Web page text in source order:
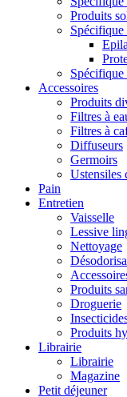
Produits
Spécifique
Accessoires
Produits
Filtres à
Filtres à
Diffuseurs
Germoirs
Ustensiles
Pain
Entretien
Vaisselle
Lessive
Nettoyage
Produits
Droguerie
Produits
Librairie
Librairie
Magazine
Petit déjeuner